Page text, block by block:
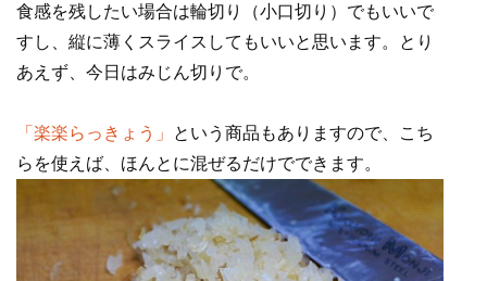
食感を残したい場合は輪切り（小口切り）でもいいで
すし、縦に薄くスライスしてもいいと思います。とり
あえず、今日はみじん切りで。
「楽楽らっきょう」
という商品もありますので、こち
らを使えば、ほんとに混ぜるだけでできます。